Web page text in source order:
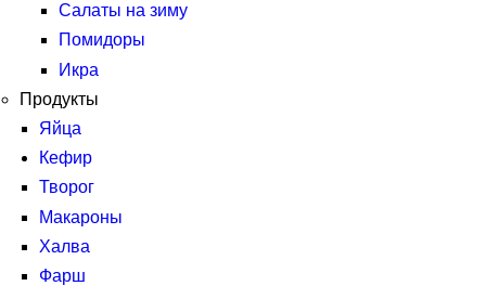
Салаты на зиму
Помидоры
Икра
Продукты
Яйца
Кефир
Творог
Макароны
Халва
Фарш